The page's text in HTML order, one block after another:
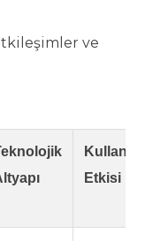
ve
Kullanıcı
Etkisi